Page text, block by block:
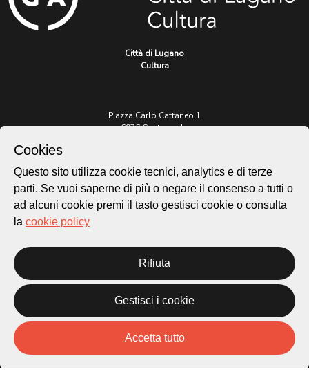
Città di Lugano
Cultura
Piazza Carlo Cattaneo 1
6976 Castagnola
Per informazioni:
patrimonio@lugano.ch
t. +41 58 866 68 50
Credits
Homepage
Temi
Cookies
Questo sito utilizza cookie tecnici, analytics e di terze
parti. Se vuoi saperne di più o negare il consenso a tutti o
ad alcuni cookie premi il tasto gestisci cookie o consulta
la cookie policy
Rifiuta
Gestisci i cookie
Accetta tutto